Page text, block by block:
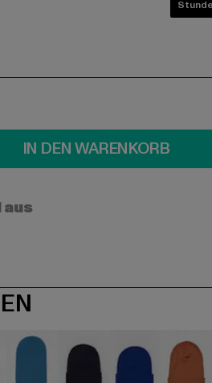
IN DEN WARENKORB